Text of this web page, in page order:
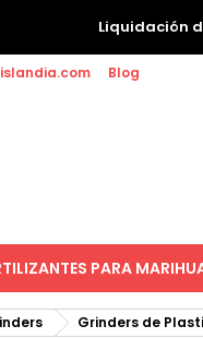
Liquidación
Blog
PARA
Grinders de